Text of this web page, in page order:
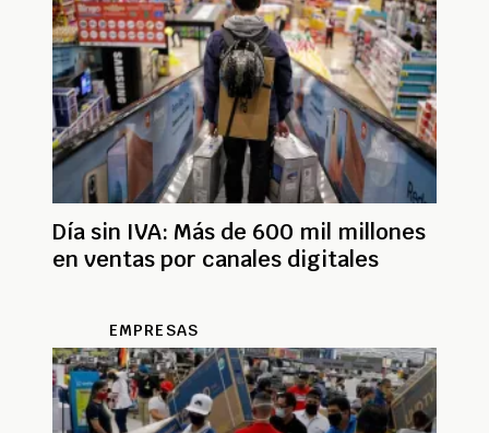
Día sin IVA: Más de 600 mil millones
en ventas por canales digitales
EMPRESAS